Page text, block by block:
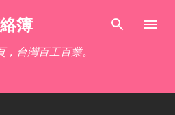
跳到主要內容
簿
台灣百工百業。